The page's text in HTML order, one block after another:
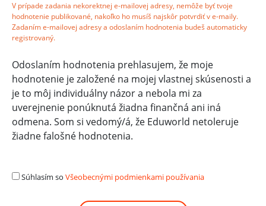
V prípade zadania nekorektnej e-mailovej adresy, nemôže byť tvoje
hodnotenie publikované, nakoľko ho musíš najskôr potvrdiť v e-maily.
Zadaním e-mailovej adresy a odoslaním hodnotenia budeš automaticky
registrovaný.
Odoslaním hodnotenia prehlasujem, že moje
hodnotenie je založené na mojej vlastnej skúsenosti a
je to môj individuálny názor a nebola mi za
uverejnenie ponúknutá žiadna finančná ani iná
odmena. Som si vedomý/á, že Eduworld netoleruje
žiadne falošné hodnotenia.
Súhlasím so Všeobecnými podmienkami používania